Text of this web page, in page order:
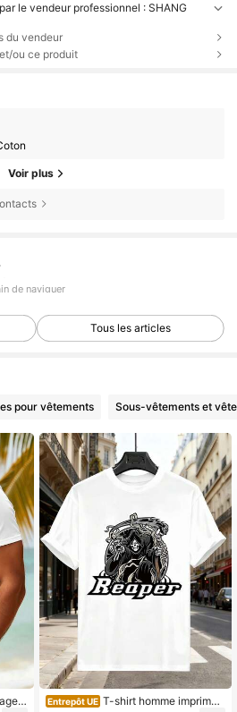
le vendeur professionnel : SHANG
du vendeur
ou ce produit
Voir plus
de naviguer
Tous les articles
pour vêtements Sous-vêtements et
1
Entrepôt UE T-shirt homme imprimé